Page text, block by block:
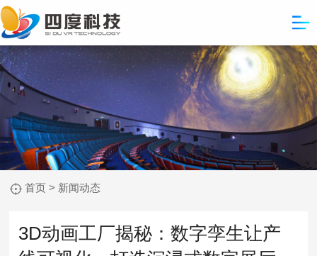
首页 > 新闻动态
3D动画工厂揭秘：数字孪生让产